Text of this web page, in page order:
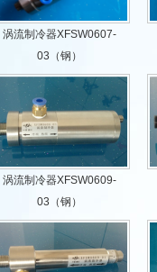
涡流制冷器XFSW0607-
03（钢）
涡流制冷器XFSW0609-
03（钢）